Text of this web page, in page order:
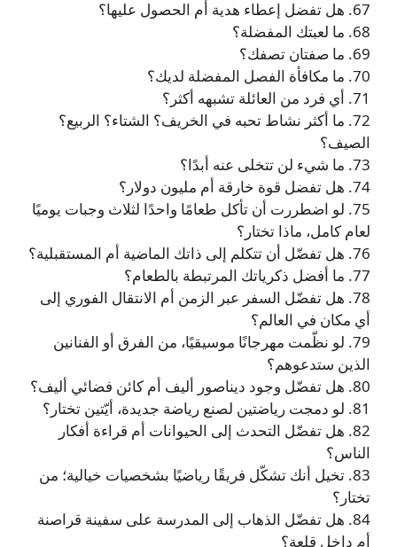
67. هل تفضل إعطاء هدية أم الحصول عليها؟
68. ما لعبتك المفضلة؟
69. ما صفتان تصفك؟
70. ما مكافأة الفصل المفضلة لديك؟
71. أي فرد من العائلة تشبهه أكثر؟
72. ما أكثر نشاط تحبه في الخريف؟ الشتاء؟ الربيع؟
الصيف؟
73. ما شيء لن تتخلى عنه أبدًا؟
74. هل تفضل قوة خارقة أم مليون دولار؟
75. لو اضطررت أن تأكل طعامًا واحدًا لثلاث وجبات يوميًا
لعام كامل، ماذا تختار؟
76. هل تفضّل أن تتكلم إلى ذاتك الماضية أم المستقبلية؟
77. ما أفضل ذكرياتك المرتبطة بالطعام؟
78. هل تفضّل السفر عبر الزمن أم الانتقال الفوري إلى
أي مكان في العالم؟
79. لو نظّمت مهرجانًا موسيقيًا، من الفرق أو الفنانين
الذين ستدعوهم؟
80. هل تفضّل وجود ديناصور أليف أم كائن فضائي أليف؟
81. لو دمجت رياضتين لصنع رياضة جديدة، أيّتين تختار؟
82. هل تفضّل التحدث إلى الحيوانات أم قراءة أفكار
الناس؟
83. تخيل أنك تشكّل فريقًا رياضيًا بشخصيات خيالية؛ من
تختار؟
84. هل تفضّل الذهاب إلى المدرسة على سفينة قراصنة
أم داخل قلعة؟